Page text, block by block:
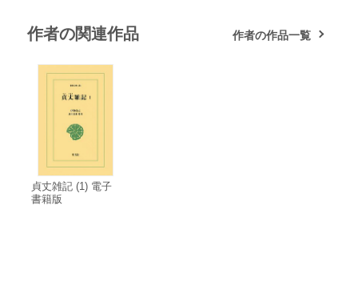
作者の関連作品 作者の作品一覧
貞丈雑記 (1) 電子
書籍版